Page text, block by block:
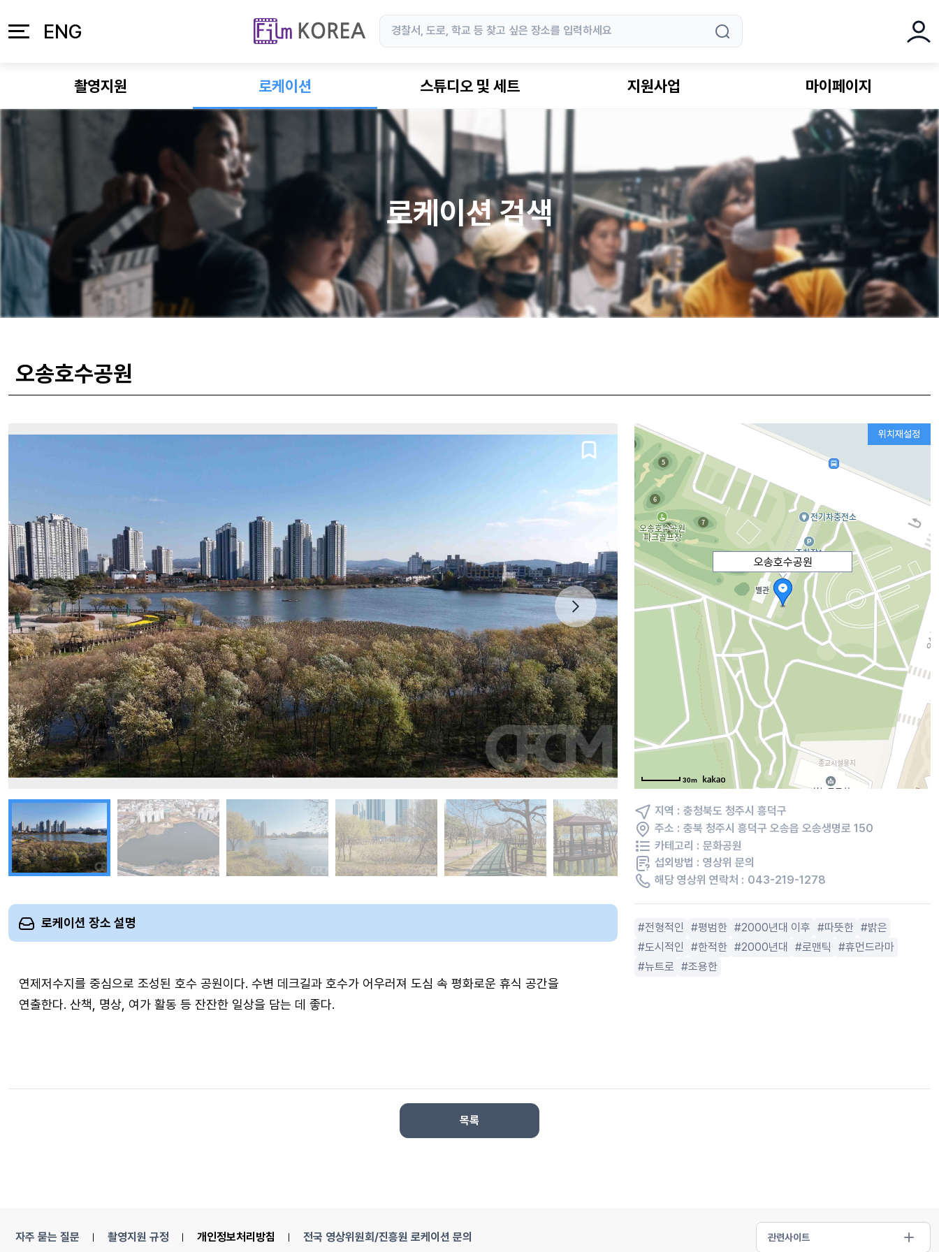
ENG 로
촬영지원 로케이션 스튜디오 및 세트 지원사업 마이페이지
로케이션 검색
오송호수공원
로케이션 장소 설명
연제저수지를 중심으로 조성된 호수 공원이다. 수변 데크길과 호수가 어우러져 도심 속 평화로운 휴식 공간을
연출한다. 산책, 명상, 여가 활동 등 잔잔한 일상을 담는 데 좋다.
오송호수공원
30m
위치재설정
지역 : 충청북도 청주시 흥덕구
주소 : 충북 청주시 흥덕구 오송읍 오송생명로 150
카테고리 : 문화공원
섭외방법 : 영상위 문의
해당 영상위 연락처 : 043-219-1278
전형적인 평범한 2000년대 이후 따뜻한
밝은
도시적인
한적한 2000년대 로맨틱
휴먼드라마
뉴트로
조용한
목록
자주 묻는 질문 촬영지원 규정 개인정보처리방침 전국 영상위원회/진흥원 로케이션 문의